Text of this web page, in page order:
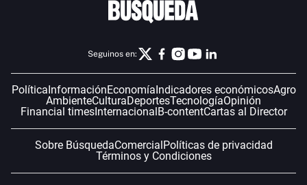
Seguinos en:
PolíticaInformaciónEconomíaIndicadores económicosAgro
AmbienteCulturaDeportesTecnologíaOpinión
Financial timesInternacionalB-contentCartas al Director
Sobre BúsquedaComercialPolíticas de privacidad
Términos y Condiciones